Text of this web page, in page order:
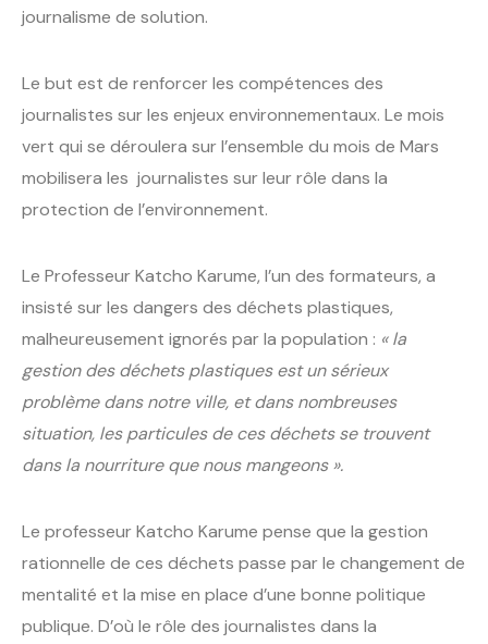
journalisme de solution.
Le but est de renforcer les compétences des
journalistes sur les enjeux environnementaux. Le mois
vert qui se déroulera sur l’ensemble du mois de Mars
mobilisera les journalistes sur leur rôle dans la
protection de l’environnement.
Le Professeur Katcho Karume, l’un des formateurs, a
insisté sur les dangers des déchets plastiques,
malheureusement ignorés par la population : « la
gestion des déchets plastiques est un sérieux
problème dans notre ville, et dans nombreuses
situation, les particules de ces déchets se trouvent
dans la nourriture que nous mangeons ».
Le professeur Katcho Karume pense que la gestion
rationnelle de ces déchets passe par le changement de
mentalité et la mise en place d’une bonne politique
publique. D’où le rôle des journalistes dans la